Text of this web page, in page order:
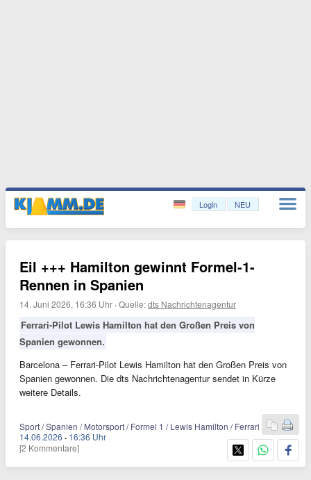
Login NEU
Eil +++ Hamilton gewinnt Formel-1-
Rennen in Spanien
14. Juni 2026, 16:36 Uhr ·Quelle:dts Nachrichtenagentur
Ferrari-Pilot Lewis Hamilton hat den Großen Preis von
Spanien gewonnen.
Barcelona – Ferrari-Pilot Lewis Hamilton hat den Großen Preis von
Spanien gewonnen. Die dts Nachrichtenagentur sendet in Kürze
weitere Details.
Sport / Spanien / Motorsport / Formel 1 / Lewis Hamilton / Ferrari
14.06.2026 · 16:36 Uhr
[2 Kommentare]